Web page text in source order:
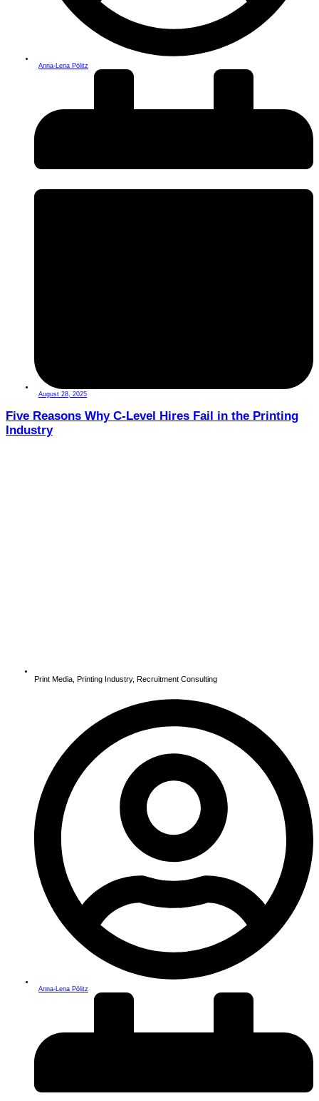
Anna-Lena Pölitz
August 28, 2025
Five Reasons Why C-Level Hires Fail in the Printing
Industry
Print Media Printing Industry, Recruitment Consulting
Anna-Lena Pölitz